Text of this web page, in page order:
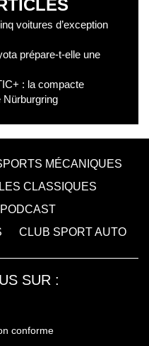
voitures d’exception
prépare-t-elle une
: la compacte
Nürburgring
MÉCANIQUES
LES CLASSIQUES
PODCAST
CLUB SPORT AUTO
SUR :
conforme